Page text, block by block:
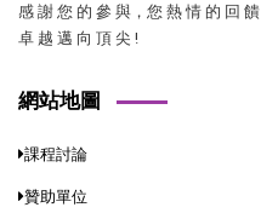
感 謝 您 的 參 與，您 熱 情 的 回
卓 越 邁 向 頂 尖 !
網站地圖
課程討論
贊助單位